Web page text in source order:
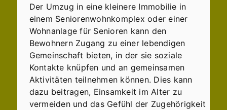
Der Umzug in eine kleinere Immobilie in
einem Seniorenwohnkomplex oder einer
Wohnanlage für Senioren kann den
Bewohnern Zugang zu einer lebendigen
Gemeinschaft bieten, in der sie soziale
Kontakte knüpfen und an gemeinsamen
Aktivitäten teilnehmen können. Dies kann
dazu beitragen, Einsamkeit im Alter zu
vermeiden und das Gefühl der Zugehörigkeit